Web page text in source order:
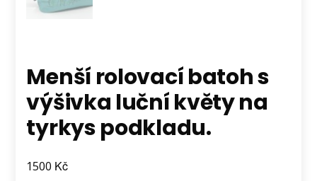
Menší rolovací batoh s
výšivka luční květy na
tyrkys podkladu.
1500 Kč